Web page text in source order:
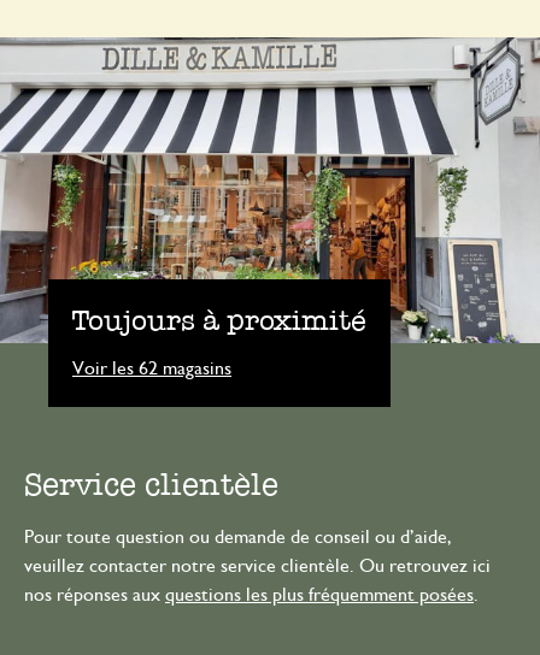
Toujours à proximité
Voir les 62 magasins
Service clientèle
Pour toute question ou demande de conseil ou d’aide,
veuillez contacter notre service clientèle. Ou retrouvez ici
nos réponses aux questions les plus fréquemment posées